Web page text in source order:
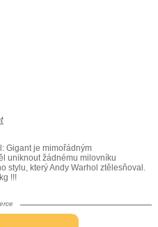
Gigant je mimořádným
uniknout žádnému milovníku
stylu, který Andy Warhol ztělesňoval.
!!!